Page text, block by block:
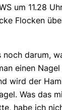
um 11.28
Flocken
noch darum,
einen
wird der
Was das
habe ich